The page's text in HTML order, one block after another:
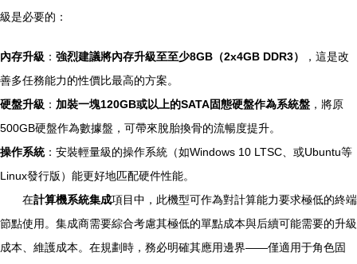
級是必要的：
內存升級 ： 強烈建議將內存升級至至少8GB（2x4GB DDR3）
，這是改
善多任務能力的性價比最高的方案。
硬盤升級 ： 加裝一塊120GB或以上的SATA固態硬盤作為系統盤 ，將原
500GB硬盤作為數據盤，可帶來脫胎換骨的流暢度提升。
操作系統：安裝輕量級的操作系統（如Windows 10 LTSC、或Ubuntu等
Linux發行版）能更好地匹配硬件性能。
在計算機系統集成項目中，此機型可作為對計算能力要求極低的終端
節點使用。集成商需要綜合考慮其極低的單點成本與后續可能需要的升級
成本、維護成本。在規劃時，務必明確其應用邊界——僅適用于角色固